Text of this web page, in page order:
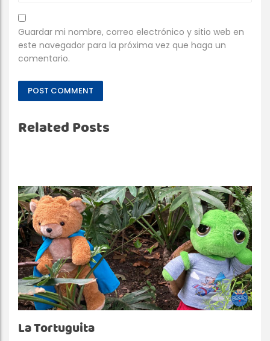
Guardar mi nombre, correo electrónico y sitio web en
este navegador para la próxima vez que haga un
comentario.
Related Posts
La Tortuguita